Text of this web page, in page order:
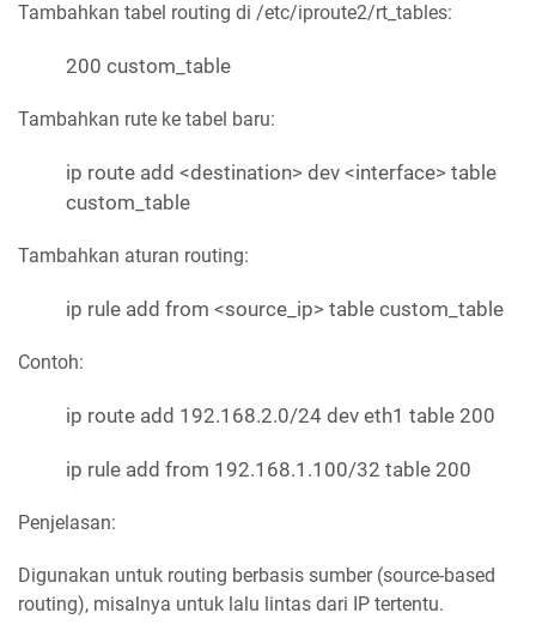
Tambahkan tabel routing di /etc/iproute2/rt_tables:
200 custom_table
Tambahkan rute ke tabel baru:
ip route add <destination> dev <interface> table
custom_table
Tambahkan aturan routing:
ip rule add from <source_ip> table custom_table
Contoh:
ip route add 192.168.2.0/24 dev eth1 table 200
ip rule add from 192.168.1.100/32 table 200
Penjelasan:
Digunakan untuk routing berbasis sumber (source-based
routing), misalnya untuk lalu lintas dari IP tertentu.